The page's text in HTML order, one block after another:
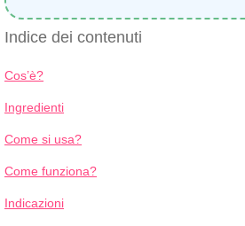
Indice dei contenuti
Cos’è?
Ingredienti
Come si usa?
Come funziona?
Indicazioni